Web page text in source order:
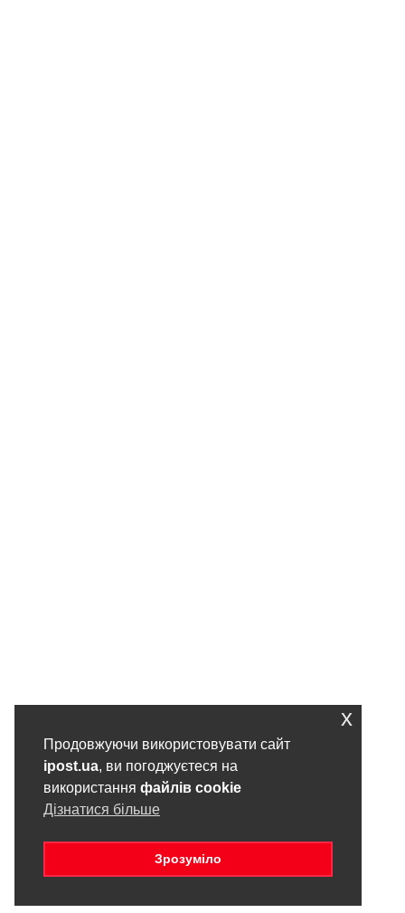
Продовжуючи використовувати сайт
ipost.ua, ви погоджуєтеся на
використання файлів cookie
Дізнатися більше
Зрозуміло
x